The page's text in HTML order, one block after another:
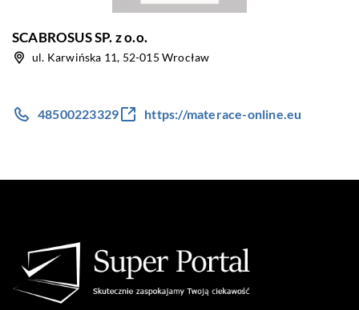
SCABROSUS SP. z o.o.
ul. Karwińska 11, 52-015 Wrocław
48500223329 https://materace-online.eu